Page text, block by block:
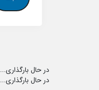
در حال بارگذاری...
در حال بارگذاری...